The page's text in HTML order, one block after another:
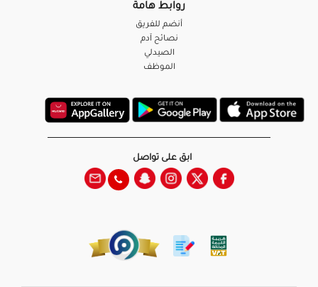
روابط هامة
أنضم للفريق
نصائح آدم
الصيدلي
الموظف
ابق على تواصل